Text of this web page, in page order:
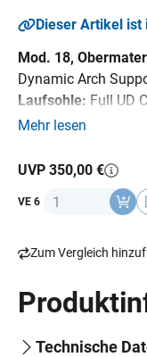
Dieser Artikel ist
Mod. 18,
Dynamic Arch
Laufsohle: Full UD
fi'zi:k Cycling Insole,
Mehr lesen
UVP 350,00 €
VE 6 Anzahl
Zum Vergleich
Technische